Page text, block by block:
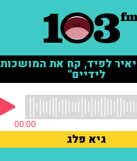
לפיד, קח את המושכות
לידיים"
00:00
גיא פלג